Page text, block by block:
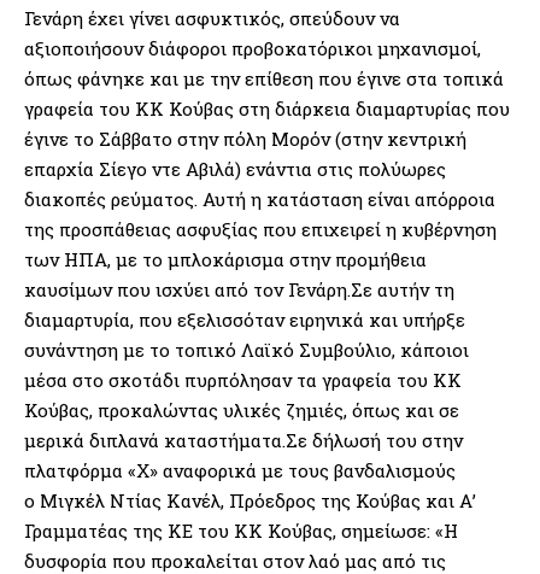
Γενάρη έχει γίνει ασφυκτικός, σπεύδουν να
αξιοποιήσουν διάφοροι προβοκατόρικοι μηχανισμοί,
όπως φάνηκε και με την επίθεση που έγινε στα τοπικά
γραφεία του ΚΚ Κούβας στη διάρκεια διαμαρτυρίας που
έγινε το Σάββατο στην πόλη Μορόν (στην κεντρική
επαρχία Σίεγο ντε Αβιλά) ενάντια στις πολύωρες
διακοπές ρεύματος. Αυτή η κατάσταση είναι απόρροια
της προσπάθειας ασφυξίας που επιχειρεί η κυβέρνηση
των ΗΠΑ, με το μπλοκάρισμα στην προμήθεια
καυσίμων που ισχύει από τον Γενάρη.Σε αυτήν τη
διαμαρτυρία, που εξελισσόταν ειρηνικά και υπήρξε
συνάντηση με το τοπικό Λαϊκό Συμβούλιο, κάποιοι
μέσα στο σκοτάδι πυρπόλησαν τα γραφεία του ΚΚ
Κούβας, προκαλώντας υλικές ζημιές, όπως και σε
μερικά διπλανά καταστήματα.Σε δήλωσή του στην
πλατφόρμα «X» αναφορικά με τους βανδαλισμούς
ο Μιγκέλ Ντίας Κανέλ, Πρόεδρος της Κούβας και Α’
Γραμματέας της ΚΕ του ΚΚ Κούβας, σημείωσε: «Η
δυσφορία που προκαλείται στον λαό μας από τις